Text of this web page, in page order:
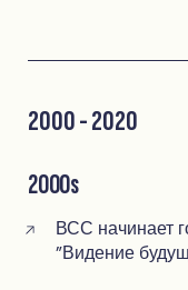
2000 - 2020
2000s
ВСС начинает
"Видение